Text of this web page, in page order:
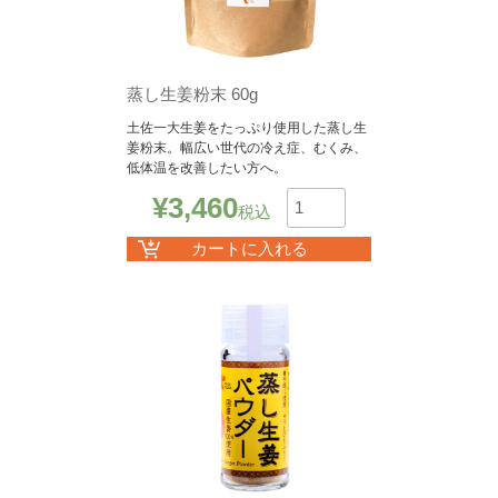
蒸し生姜粉末 60g
土佐一大生姜をたっぷり使用した蒸し生
姜粉末。幅広い世代の冷え症、むくみ、
低体温を改善したい方へ。
¥3,460税込
数
カートに入れる